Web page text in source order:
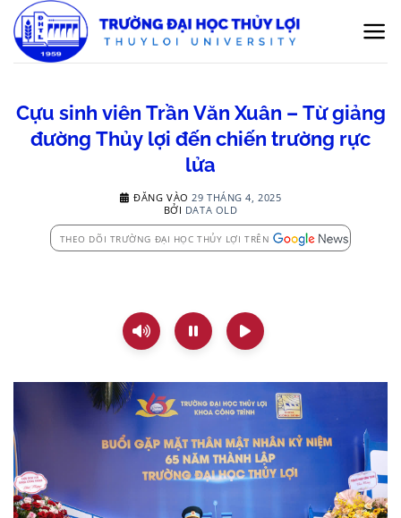
qua
nội
Cựu sinh viên Trần Văn Xuân – Từ giảng
đường Thủy lợi đến chiến trường rực
lửa
ĐĂNG VÀO 29 THÁNG 4, 2025
BỞI DATA OLD
THEO DÕI TRƯỜNG ĐẠI HỌC THỦY LỢI TRÊN